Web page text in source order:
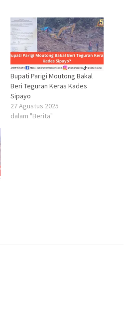
Bupati Parigi Moutong Bakal
Beri Teguran Keras Kades
Sipayo
27 Agustus 2025
dalam "Berita"